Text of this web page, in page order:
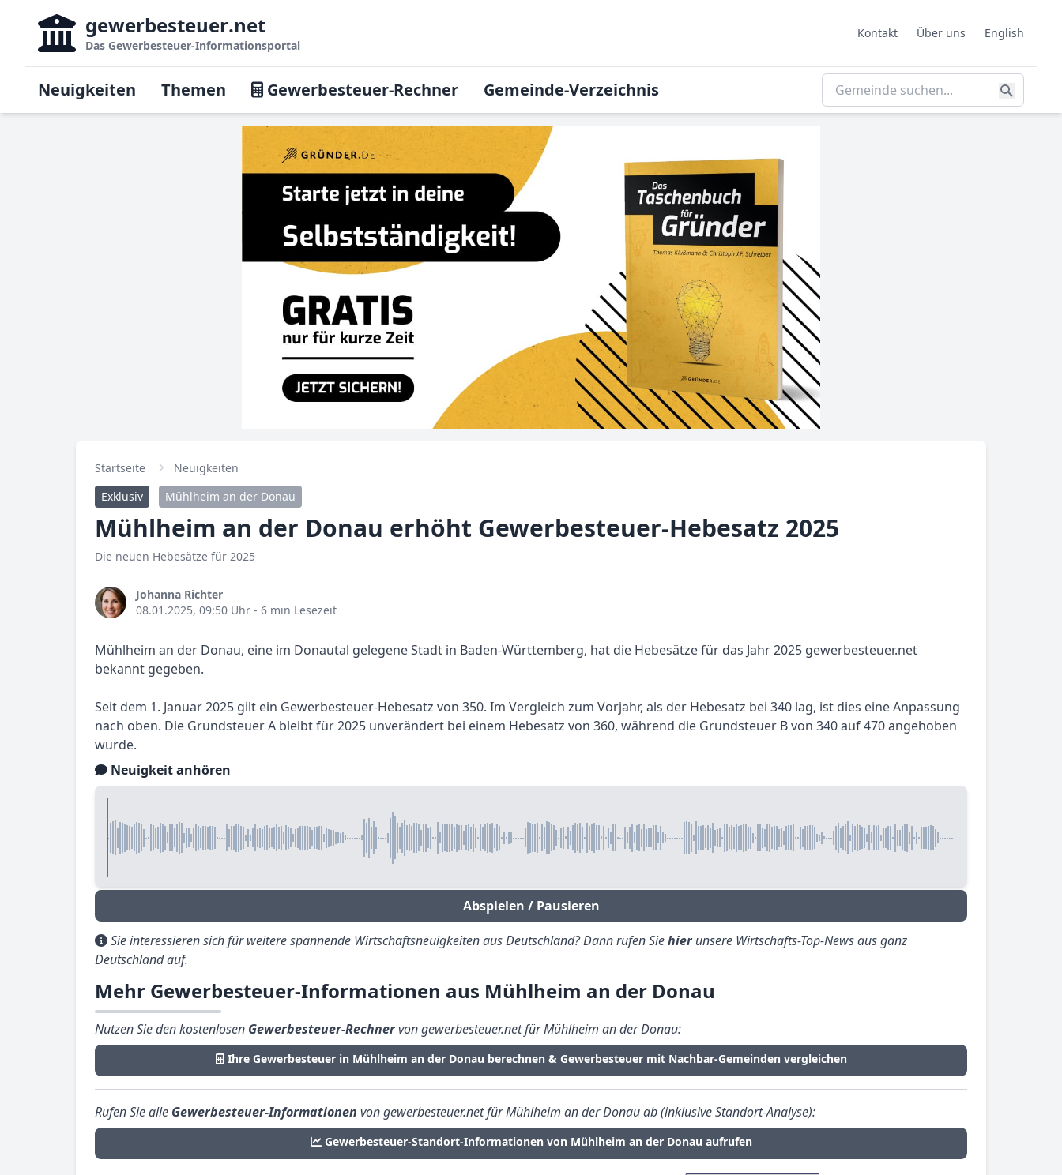
gewerbesteuer.net
Das Gewerbesteuer-Informationsportal
Kontakt Über uns English
Neuigkeiten Themen Gewerbesteuer-Rechner Gemeinde-Verzeichnis
Startseite
Neuigkeiten
Exklusiv
Mühlheim an der Donau
Mühlheim an der Donau erhöht Gewerbesteuer-Hebesatz 2025
Die neuen Hebesätze für 2025
Johanna Richter
08.01.2025, 09:50 Uhr - 6 min Lesezeit
Mühlheim an der Donau, eine im Donautal gelegene Stadt in Baden-Württemberg, hat die Hebesätze für das Jahr 2025 gewerbesteuer.net
bekannt gegeben.
Seit dem 1. Januar 2025 gilt ein Gewerbesteuer-Hebesatz von 350. Im Vergleich zum Vorjahr, als der Hebesatz bei 340 lag, ist dies eine Anpassung
nach oben. Die Grundsteuer A bleibt für 2025 unverändert bei einem Hebesatz von 360, während die Grundsteuer B von 340 auf 470 angehoben
wurde.
Neuigkeit anhören
Abspielen / Pausieren
Sie interessieren sich für weitere spannende Wirtschaftsneuigkeiten aus Deutschland? Dann rufen Siehierunsere Wirtschafts-Top-News aus ganz
Deutschland auf.
Mehr Gewerbesteuer-Informationen aus Mühlheim an der Donau
Nutzen Sie den kostenlosen Gewerbesteuer-Rechnervon gewerbesteuer.net für Mühlheim an der Donau:
Ihre Gewerbesteuer in Mühlheim an der Donau berechnen & Gewerbesteuer mit Nachbar-Gemeinden vergleichen
Rufen Sie alle Gewerbesteuer-Informationen von gewerbesteuer.net für Mühlheim an der Donau ab (inklusive Standort-Analyse):
Gewerbesteuer-Standort-Informationen von Mühlheim an der Donau aufrufen